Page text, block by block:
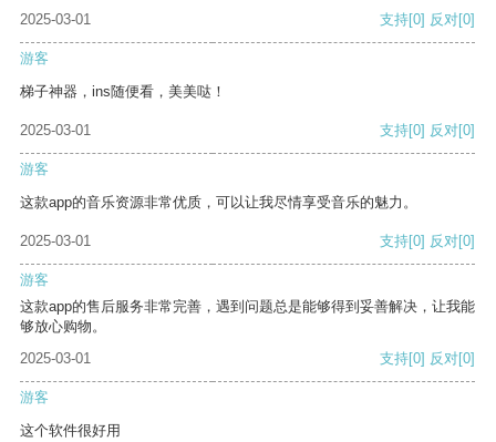
2025-03-01 支持[0] 反对[0]
游客
梯子神器，ins随便看，美美哒！
2025-03-01 支持[0] 反对[0]
游客
这款app的音乐资源非常优质，可以让我尽情享受音乐的魅力。
2025-03-01 支持[0] 反对[0]
游客
这款app的售后服务非常完善，遇到问题总是能够得到妥善解决，让我能
够放心购物。
2025-03-01
支持[0] 反对[0]
游客
这个软件很好用